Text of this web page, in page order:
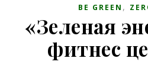
BE GREEN ,
«Зеленая
фитнес